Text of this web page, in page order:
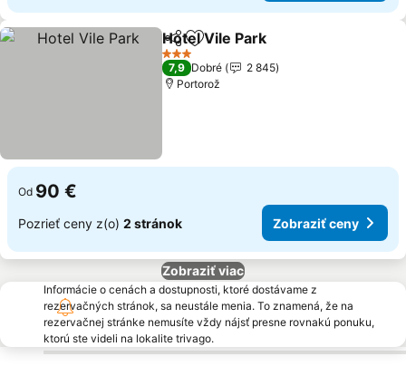
ZdieľaťPridať do obľúbených
Hotel Vile Park
3 Počet hviezdičiek
7,9 Dobré
2 845
Portorož
Od 90 €
Pozrieť ceny z(o) 2 stránok Zobraziť ceny
Zobraziť viac
Informácie o cenách a dostupnosti, ktoré dostávame z
rezervačných stránok, sa neustále menia. To znamená, že na
rezervačnej stránke nemusíte vždy nájsť presne rovnakú ponuku,
ktorú ste videli na lokalite trivago.